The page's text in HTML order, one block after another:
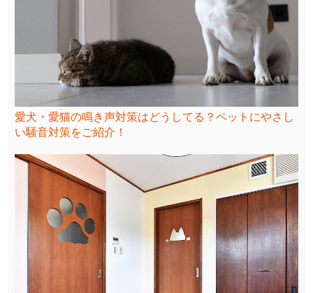
愛犬・愛猫の鳴き声対策はどうしてる？ペットにやさし
い騒音対策をご紹介！